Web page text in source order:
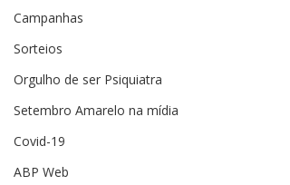
Campanhas
Sorteios
Orgulho de ser Psiquiatra
Setembro Amarelo na mídia
Covid-19
ABP Web